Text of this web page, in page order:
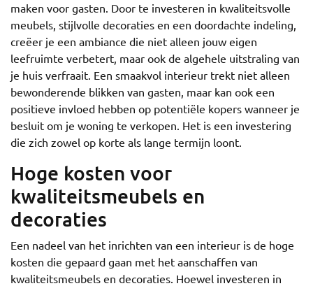
maken voor gasten. Door te investeren in kwaliteitsvolle
meubels, stijlvolle decoraties en een doordachte indeling,
creëer je een ambiance die niet alleen jouw eigen
leefruimte verbetert, maar ook de algehele uitstraling van
je huis verfraait. Een smaakvol interieur trekt niet alleen
bewonderende blikken van gasten, maar kan ook een
positieve invloed hebben op potentiële kopers wanneer je
besluit om je woning te verkopen. Het is een investering
die zich zowel op korte als lange termijn loont.
Hoge kosten voor
kwaliteitsmeubels en
decoraties
Een nadeel van het inrichten van een interieur is de hoge
kosten die gepaard gaan met het aanschaffen van
kwaliteitsmeubels en decoraties. Hoewel investeren in